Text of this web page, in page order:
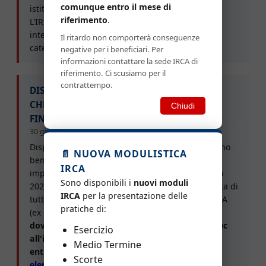
istituzionale.
L'IRCA ringrazia le imprese artigiane, gli
intermediari convenzionati e le Associazioni di
categoria per la collaborazione.
DISPONIBILI GLI ELENCHI DELLE IMPRESE
CHE POTRANNO BENEFICIARE DEI
FINANZIAMENTI
30 giugno 2026
Disponibili gli elenchi delle imprese che potranno
beneficiare dei finanziamenti. Si avvisano le
imprese che rientrano in questi elenchi di luglio
2026, che la domanda di finanziamento completa di
tutta la documentazione dovrà pervenire all'IRCA
(ex CRIAS) entro il 20 luglio 2026.
dovranno essere inviate esclusivamente via pec
all'indirizzo "irca@pec.ircasicilia.it"
entro le ore 24:00 del 20/07/2026
comunque entro il mese di
riferimento.
Il ritardo non comporterà conseguenze
negative per i beneficiari. Per
informazioni contattare la sede IRCA di
riferimento. Ci scusiamo per il
contrattempo.
Chiudi
📄 NUOVA MODULISTICA
IRCA
Sono disponibili i nuovi moduli
IRCA per la presentazione delle
pratiche di:
Esercizio
Medio Termine
Scorte